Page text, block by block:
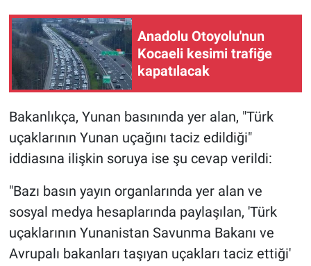
Anadolu Otoyolu'nun
Kocaeli kesimi trafiğe
kapatılacak
Bakanlıkça, Yunan basınında yer alan, "Türk
uçaklarının Yunan uçağını taciz edildiği"
iddiasına ilişkin soruya ise şu cevap verildi:
"Bazı basın yayın organlarında yer alan ve
sosyal medya hesaplarında paylaşılan, 'Türk
uçaklarının Yunanistan Savunma Bakanı ve
Avrupalı bakanları taşıyan uçakları taciz ettiği'